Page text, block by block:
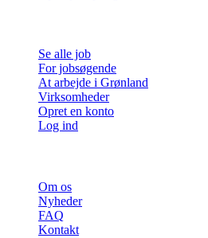
Se alle job
For jobsøgende
At arbejde i Grønland
Virksomheder
Opret en konto
Log ind
Om os
Nyheder
FAQ
Kontakt